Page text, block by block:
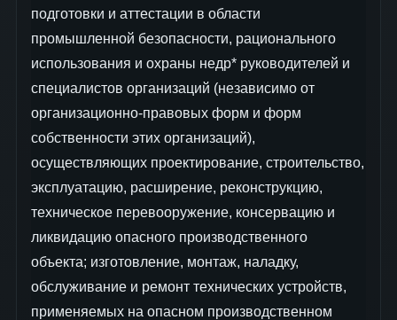
подготовки и аттестации в области
промышленной безопасности, рационального
использования и охраны недр* руководителей и
специалистов организаций (независимо от
организационно-правовых форм и форм
собственности этих организаций),
осуществляющих проектирование, строительство,
эксплуатацию, расширение, реконструкцию,
техническое перевооружение, консервацию и
ликвидацию опасного производственного
объекта; изготовление, монтаж, наладку,
обслуживание и ремонт технических устройств,
применяемых на опасном производственном